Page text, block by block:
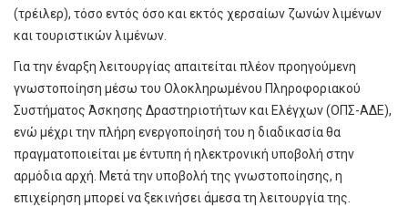
(τρέιλερ), τόσο εντός όσο και εκτός χερσαίων ζωνών λιμένων
και τουριστικών λιμένων.
Για την έναρξη λειτουργίας απαιτείται πλέον προηγούμενη
γνωστοποίηση μέσω του Ολοκληρωμένου Πληροφοριακού
Συστήματος Άσκησης Δραστηριοτήτων και Ελέγχων (ΟΠΣ-ΑΔΕ),
ενώ μέχρι την πλήρη ενεργοποίησή του η διαδικασία θα
πραγματοποιείται με έντυπη ή ηλεκτρονική υποβολή στην
αρμόδια αρχή. Μετά την υποβολή της γνωστοποίησης, η
επιχείρηση μπορεί να ξεκινήσει άμεσα τη λειτουργία της.